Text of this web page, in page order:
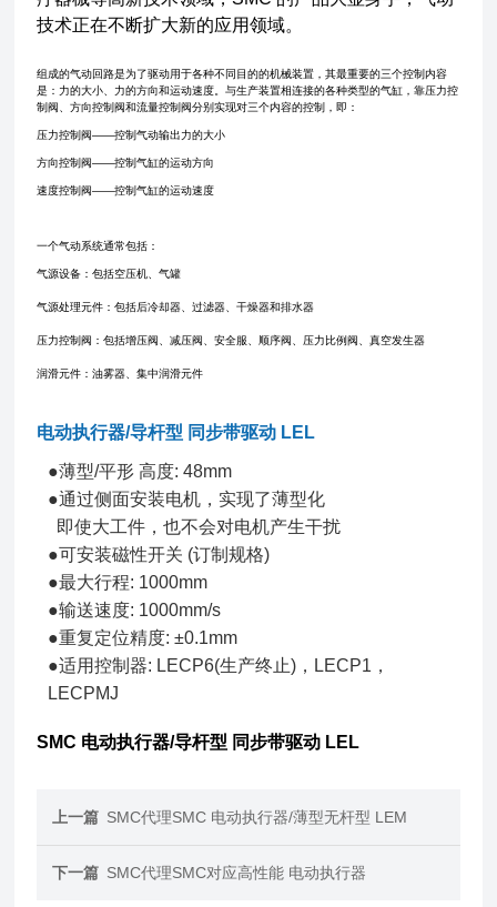
技术正在不断扩大新的应用领域。
组成的气动回路是为了驱动用于各种不同目的的机械装置，其最重要的三个控制内容
是：力的大小、力的方向和运动速度。与生产装置相连接的各种类型的气缸，靠压力控
制阀、方向控制阀和流量控制阀分别实现对三个内容的控制，即：
压力控制阀——控制气动输出力的大小
方向控制阀——控制气缸的运动方向
速度控制阀——控制气缸的运动速度
一个气动系统通常包括：
气源设备：包括空压机、气罐
气源处理元件：包括后冷却器、过滤器、干燥器和排水器
压力控制阀：包括增压阀、减压阀、安全服、顺序阀、压力比例阀、真空发生器
润滑元件：油雾器、集中润滑元件
电动执行器/导杆型 同步带驱动 LEL
●薄型/平形 高度: 48mm
●通过侧面安装电机，实现了薄型化
即使大工件，也不会对电机产生干扰
●可安装磁性开关 (订制规格)
●最大行程: 1000mm
●输送速度: 1000mm/s
●重复定位精度: ±0.1mm
●适用控制器: LECP6(生产终止)，LECP1，
LECPMJ
SMC 电动执行器/导杆型 同步带驱动 LEL
上一篇 SMC代理SMC 电动执行器/薄型无杆型 LEM
下一篇 SMC代理SMC对应高性能 电动执行器